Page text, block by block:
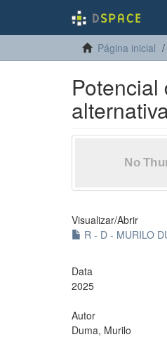
Página inicial
Visualizar/Abrir
R - D - MURILO
Data
2025
Autor
Duma, Murilo